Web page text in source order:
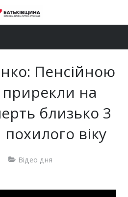
Пенсійною
на
близько 3
віку
Відео дня